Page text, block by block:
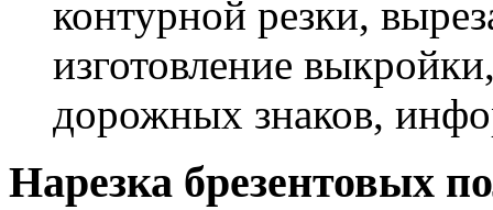
контурной резки,
изготовление
дорожных знаков,
Нарезка брезентовых